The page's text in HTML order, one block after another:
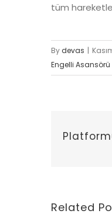
tüm
Bydevas |
Engelli Asansörü
Related